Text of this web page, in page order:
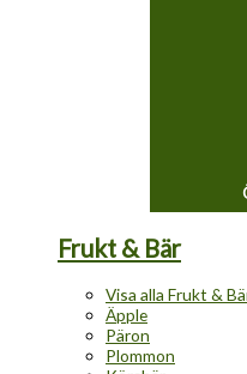
Frukt & Bär
Visa alla Frukt &
Äpple
Päron
Plommon